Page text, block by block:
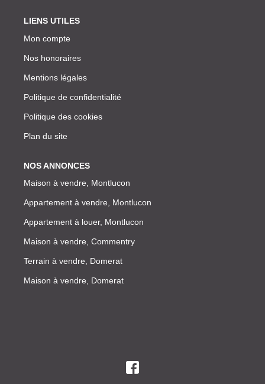
LIENS UTILES
Mon compte
Nos honoraires
Mentions légales
Politique de confidentialité
Politique des cookies
Plan du site
NOS ANNONCES
Maison à vendre, Montlucon
Appartement à vendre, Montlucon
Appartement à louer, Montlucon
Maison à vendre, Commentry
Terrain à vendre, Domerat
Maison à vendre, Domerat